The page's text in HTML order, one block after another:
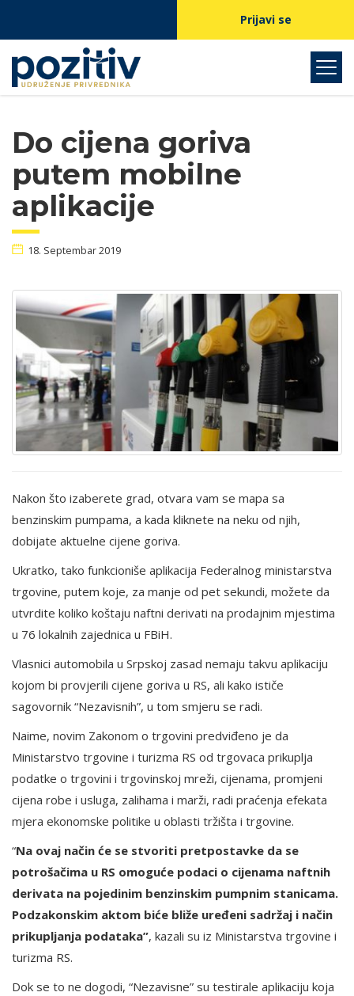
Prijavi se
Do cijena goriva
putem mobilne
aplikacije
18. Septembar 2019
Nakon što izaberete grad, otvara vam se mapa sa
benzinskim pumpama, a kada kliknete na neku od njih,
dobijate aktuelne cijene goriva.
Ukratko, tako funkcioniše aplikacija Federalnog ministarstva
trgovine, putem koje, za manje od pet sekundi, možete da
utvrdite koliko koštaju naftni derivati na prodajnim mjestima
u 76 lokalnih zajednica u FBiH.
Vlasnici automobila u Srpskoj zasad nemaju takvu aplikaciju
kojom bi provjerili cijene goriva u RS, ali kako ističe
sagovornik “Nezavisnih”, u tom smjeru se radi.
Naime, novim Zakonom o trgovini predviđeno je da
Ministarstvo trgovine i turizma RS od trgovaca prikuplja
podatke o trgovini i trgovinskoj mreži, cijenama, promjeni
cijena robe i usluga, zalihama i marži, radi praćenja efekata
mjera ekonomske politike u oblasti tržišta i trgovine.
“Na ovaj način će se stvoriti pretpostavke da se
potrošačima u RS omoguće podaci o cijenama naftnih
derivata na pojedinim benzinskim pumpnim stanicama.
Podzakonskim aktom biće bliže uređeni sadržaj i način
prikupljanja podataka”, kazali su iz Ministarstva trgovine i
turizma RS.
Dok se to ne dogodi, “Nezavisne” su testirale aplikaciju koja